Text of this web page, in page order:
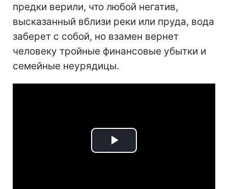
предки верили, что любой негатив,
высказанный вблизи реки или пруда, вода
заберет с собой, но взамен вернет
человеку тройные финансовые убытки и
семейные неурядицы.
Play